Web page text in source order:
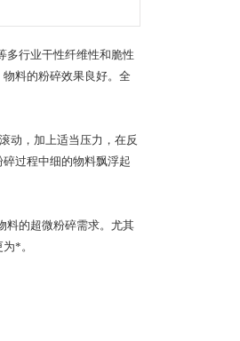
多行业干性纤维性和脆性
料的粉碎效果良好。全
动，加上适当压力，在反
过程中细的物料飘浮起
料的超微粉碎需求。尤其
*。